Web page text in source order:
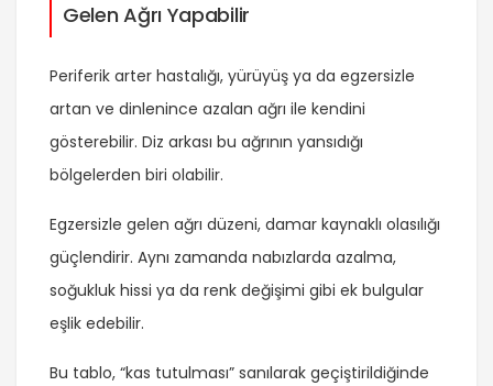
Gelen Ağrı Yapabilir
Periferik arter hastalığı, yürüyüş ya da egzersizle
artan ve dinlenince azalan ağrı ile kendini
gösterebilir. Diz arkası bu ağrının yansıdığı
bölgelerden biri olabilir.
Egzersizle gelen ağrı düzeni, damar kaynaklı olasılığı
güçlendirir. Aynı zamanda nabızlarda azalma,
soğukluk hissi ya da renk değişimi gibi ek bulgular
eşlik edebilir.
Bu tablo, “kas tutulması” sanılarak geçiştirildiğinde